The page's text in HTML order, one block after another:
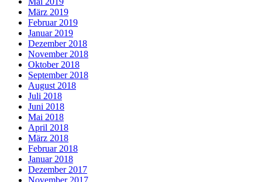
März 2019
Februar 2019
Januar 2019
Dezember 2018
November 2018
Oktober 2018
September 2018
August 2018
Juli 2018
Juni 2018
Mai 2018
April 2018
März 2018
Februar 2018
Januar 2018
Dezember 2017